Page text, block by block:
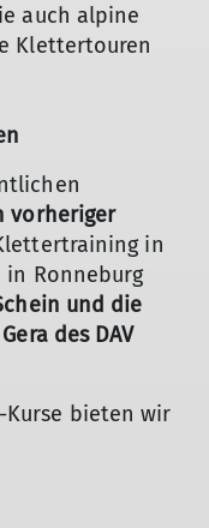
auch alpine
Klettertouren
vorheriger
in
Ronneburg
und die
des DAV
Kurse bieten wir